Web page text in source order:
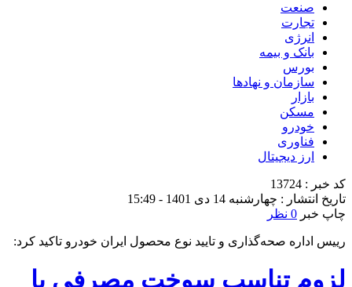
صنعت
تجارت
انرژی
بانک و بیمه
بورس
سازمان و نهادها
بازار
مسکن
خودرو
فناوری
ارز دیجیتال
کد خبر : 13724
تاریخ انتشار : چهارشنبه 14 دی 1401 - 15:49
چاپ خبر 0 نظر
رییس اداره صحه‌گذاری و تایید نوع محصول ایران خودرو تاکید کرد:
لزوم تناسب سوخت مصرفی با